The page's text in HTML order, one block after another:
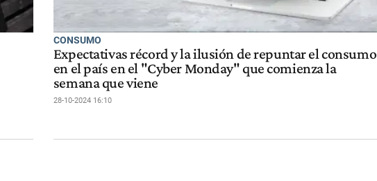
CONSUMO
Expectativas récord y la ilusión de repuntar el consumo
en el país en el "Cyber Monday" que comienza la
semana que viene
28-10-2024 16:10